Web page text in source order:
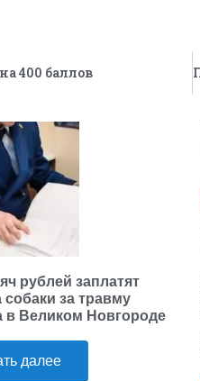
400 баллов
рублей заплатят
собаки за травму
в Великом Новгороде
далее